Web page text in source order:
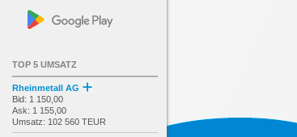
TOP 5 UMSATZ
Rheinmetall AG
Bid: 1 150,00
Ask: 1 155,00
Umsatz: 102 560 TEUR